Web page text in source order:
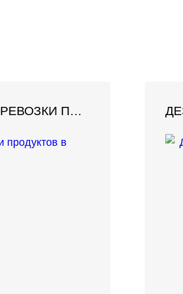
ДЕЗИНФЕКЦИЯ ТРАНСПОРТА ДЛЯ ПЕРЕВОЗКИ ПРОДУКТОВ В БАТАЙСКЕ